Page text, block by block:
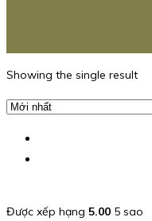
Showing the single result
Được xếp hạng 5.00 5 sao